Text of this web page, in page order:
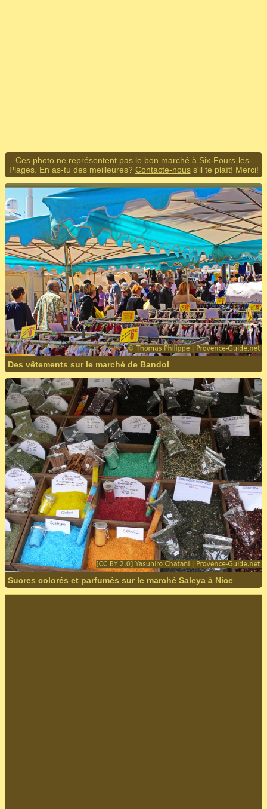
Ces photo ne représentent pas le bon marché à Six-Fours-les-
Plages. En as-tu des meilleures? Contacte-nouss'il te plaît! Merci!
Des vêtements sur le marché de Bandol
Sucres colorés et parfumés sur le marché Saleya à Nice